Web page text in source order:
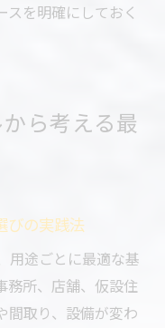
スを明確にしておく
ら考える最
びの実践法
用途ごとに最適な基
務所、店舗、仮設住
間取り、設備が変わ